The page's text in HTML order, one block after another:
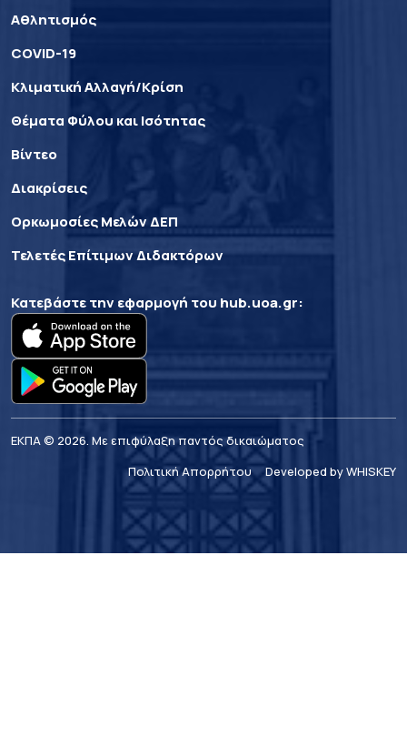
Αθλητισμός
COVID-19
Κλιματική Αλλαγή/Κρίση
Θέματα Φύλου και Ισότητας
Βίντεο
Διακρίσεις
Ορκωμοσίες Μελών ΔΕΠ
Τελετές Επίτιμων Διδακτόρων
Κατεβάστε την εφαρμογή του hub.uoa.gr:
ΕΚΠΑ © 2026. Με επιφύλαξη παντός δικαιώματος
Πολιτική Απορρήτου
Developed by WHISKEY